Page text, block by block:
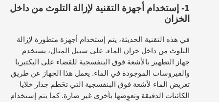
1-
إستخدام أجهزة التقنية لإزالة التلوث من داخل
الخزان
في هذه التقنية الحديثة، يتم إستخدام أجهزة متطورة لإزالة
التلوث من داخل خزان الماء. على سبيل المثال، يستخدم
جهاز التطهير بالأشعة فوق البنفسجية للقضاء على البكتيريا
والفيروسات الموجودة في الماء. يعمل هذا الجهاز عن طريق
تعريض الماء لأشعة فوق البنفسجية التي تحَطم جدار خلايا
الكائنات الدقيقة وتعوِضها بأخرى غير ضارة. كما يتم إستخدام